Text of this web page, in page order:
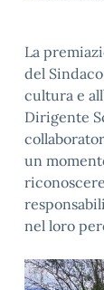
La
del
cultura e
Dirigente
un
nel loro